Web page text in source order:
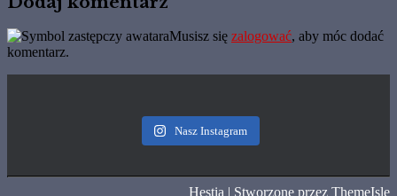
Musisz się zalogować, aby móc dodać
komentarz.
Nasz Instagram
Hestia | Stworzone przez ThemeIsle